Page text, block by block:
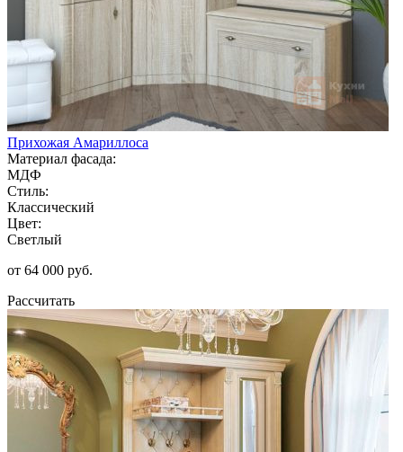
Прихожая Амариллоса
Материал фасада:
МДФ
Стиль:
Классический
Цвет:
Светлый
от 64 000 руб.
Рассчитать